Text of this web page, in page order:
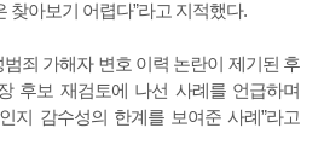
찾아보기 어렵다”라고 지적했다.
죄 가해자 변호 이력 논란이 제기된 후
후보 재검토에 나선 사례를 언급하며
지 감수성의 한계를 보여준 사례”라고